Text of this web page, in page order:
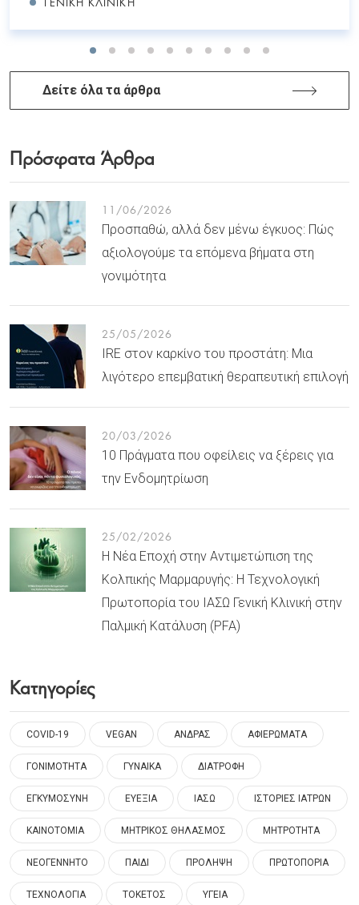
Δείτε όλα τα άρθρα
Πρόσφατα Άρθρα
11/06/2026
Προσπαθώ, αλλά δεν μένω έγκυος: Πώς
αξιολογούμε τα επόμενα βήματα στη
γονιμότητα
25/05/2026
IRE στον καρκίνο του προστάτη: Μια
λιγότερο επεμβατική θεραπευτική επιλογή
20/03/2026
10 Πράγματα που οφείλεις να ξέρεις για
την Ενδομητρίωση
25/02/2026
Η Νέα Εποχή στην Αντιμετώπιση της
Κολπικής Μαρμαρυγής: Η Τεχνολογική
Πρωτοπορία του ΙΑΣΩ Γενική Κλινική στην
Παλμική Κατάλυση (PFA)
Κατηγορίες
COVID-19 VEGAN ΑΝΔΡΑΣ ΑΦΙΕΡΩΜΑΤΑ
ΓΟΝΙΜΟΤΗΤΑ ΓΥΝΑΙΚΑ ΔΙΑΤΡΟΦΗ
ΕΓΚΥΜΟΣΥΝΗ ΕΥΕΞΙΑ ΙΑΣΩ ΙΣΤΟΡΙΕΣ ΙΑΤΡΩΝ
ΚΑΙΝΟΤΟΜΙΑ ΜΗΤΡΙΚΟΣ ΘΗΛΑΣΜΟΣ ΜΗΤΡΟΤΗΤΑ
ΝΕΟΓΕΝΝΗΤΟ ΠΑΙΔΙ ΠΡΟΛΗΨΗ ΠΡΩΤΟΠΟΡΙΑ
ΤΕΧΝΟΛΟΓΙΑ ΤΟΚΕΤΟΣ ΥΓΕΙΑ